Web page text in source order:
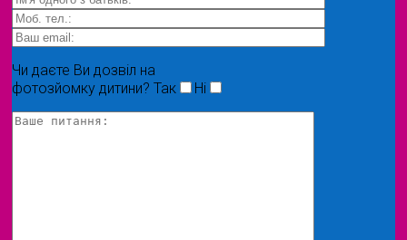
Чи даєте Ви дозвіл на
фотозйомку дитини? Так Ні